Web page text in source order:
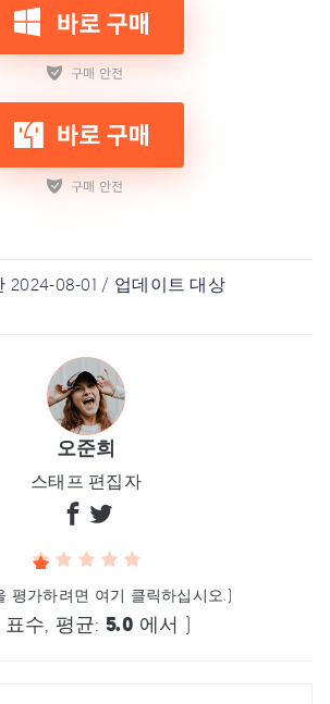
2024-08-01 / 업데이트 대상
오준희
스태프 편집자
평가하려면 여기 클릭하십시오.)
표수, 평균: 5.0 에서 )